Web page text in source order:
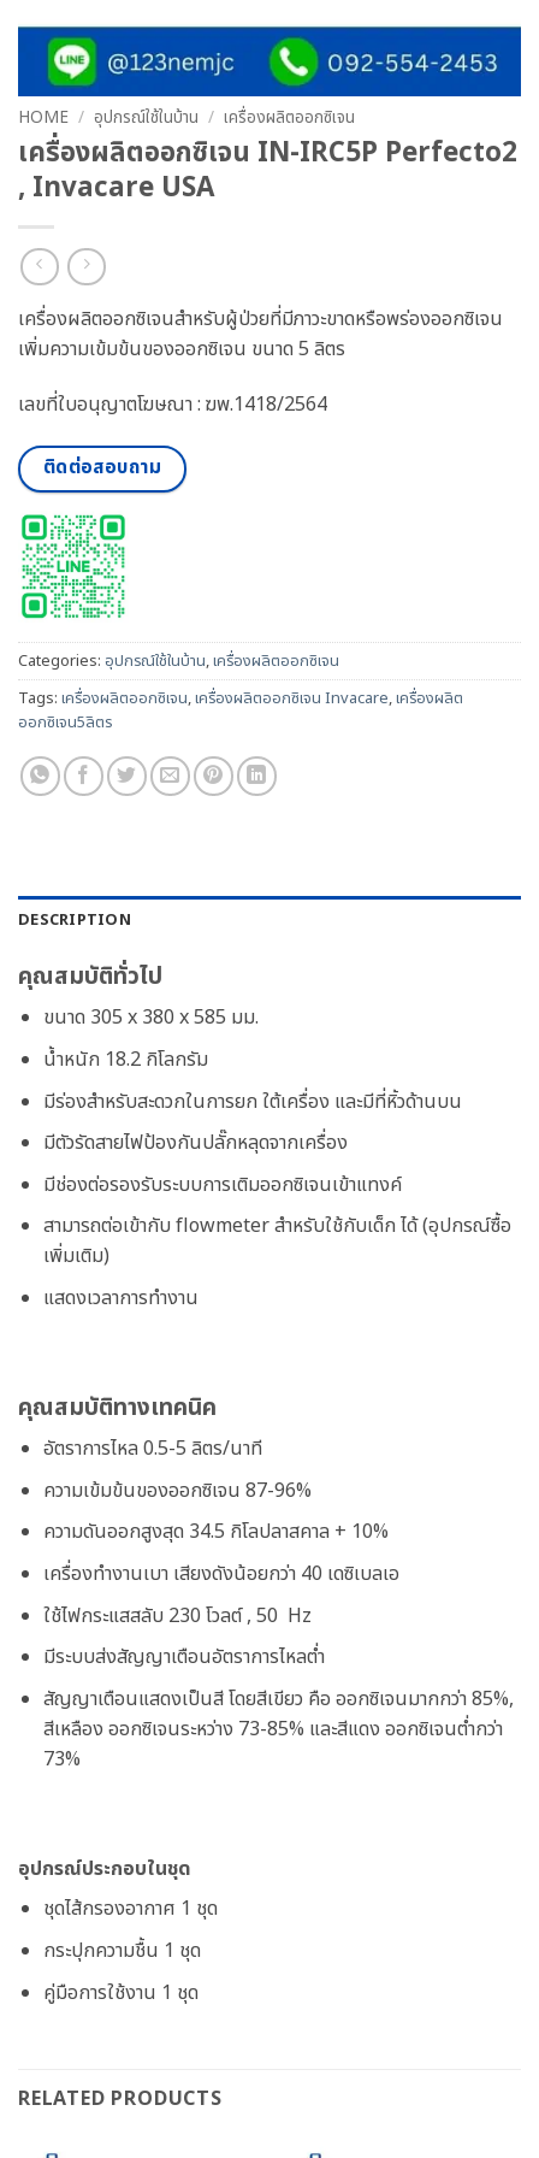
HOME / อุปกรณ์ใช้ในบ้าน / เครื่องผลิตออกซิเจน
เครื่องผลิตออกซิเจน IN-IRC5P Perfecto2
, Invacare USA
เครื่องผลิตออกซิเจนสำหรับผู้ป่วยที่มีภาวะขาดหรือพร่องออกซิเจน
เพิ่มความเข้มข้นของออกซิเจน ขนาด 5 ลิตร
เลขที่ใบอนุญาตโฆษณา : ฆพ.1418/2564
ติดต่อสอบถาม
Categories: อุปกรณ์ใช้ในบ้าน,เครื่องผลิตออกซิเจน
Tags: เครื่องผลิตออกซิเจน,เครื่องผลิตออกซิเจน Invacare,เครื่องผลิต
ออกซิเจน5ลิตร
DESCRIPTION
คุณสมบัติทั่วไป
ขนาด 305 x 380 x 585 มม.
น้ำหนัก 18.2 กิโลกรัม
มีร่องสำหรับสะดวกในการยก ใต้เครื่อง และมีที่หิ้วด้านบน
มีตัวรัดสายไฟป้องกันปลั๊กหลุดจากเครื่อง
มีช่องต่อรองรับระบบการเติมออกซิเจนเข้าแทงค์
สามารถต่อเข้ากับ flowmeter สำหรับใช้กับเด็ก ได้ (อุปกรณ์ซื้อ
เพิ่มเติม)
แสดงเวลาการทำงาน
คุณสมบัติทางเทคนิค
อัตราการไหล 0.5-5 ลิตร/นาที
ความเข้มข้นของออกซิเจน 87-96%
ความดันออกสูงสุด 34.5 กิโลปลาสคาล + 10%
เครื่องทำงานเบา เสียงดังน้อยกว่า 40 เดซิเบลเอ
ใช้ไฟกระแสสลับ 230 โวลต์ , 50 Hz
มีระบบส่งสัญญาเตือนอัตราการไหลต่ำ
สัญญาเตือนแสดงเป็นสี โดยสีเขียว คือ ออกซิเจนมากกว่า 85%,
สีเหลือง ออกซิเจนระหว่าง 73-85% และสีแดง ออกซิเจนต่ำกว่า
73%
อุปกรณ์ประกอบในชุด
ชุดไส้กรองอากาศ 1 ชุด
กระปุกความชื้น 1 ชุด
คู่มือการใช้งาน 1 ชุด
RELATED PRODUCTS